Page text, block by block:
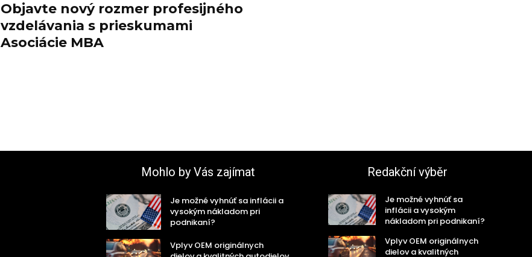
Objavte nový rozmer profesijného
vzdelávania s prieskumami
Asociácie MBA
Mohlo by Vás zajímat
Je možné vyhnúť sa inflácii a
vysokým nákladom pri
podnikaní?
Vplyv OEM originálnych
Redakční výběr
Je možné vyhnúť sa
inflácii a vysokým
nákladom pri podnikaní?
Vplyv OEM originálnych
dielov a kvalitných